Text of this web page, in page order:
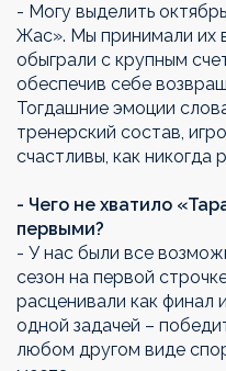
- Могу выделить
Жас». Мы принимали их
обыграли с крупным
обеспечив себе
Тогдашние эмоции
тренерский состав,
счастливы, как никогда
- Чего не хватило
первыми?
- У нас были все
сезон на первой
расценивали как финал
одной задачей –
любом другом виде